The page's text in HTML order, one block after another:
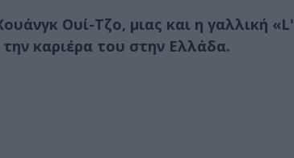
Ουί-Τζο, μιας και η γαλλική «L'
καριέρα του στην Ελλάδα.